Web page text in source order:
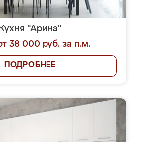
Кухня "Арина"
38 000 руб. за п.м.
ПОДРОБНЕЕ